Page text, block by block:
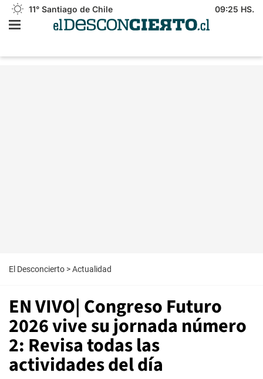
11° Santiago de Chile 09:25 HS.
El Desconcierto >Actualidad
EN VIVO| Congreso Futuro
2026 vive su jornada número
2: Revisa todas las
actividades del día